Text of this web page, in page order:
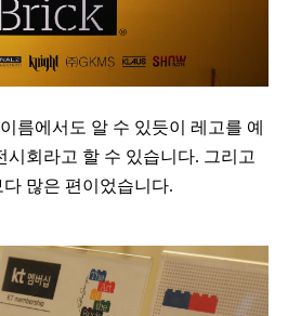
름에서도 알 수 있듯이 레고를 예
시회라고 할 수 있습니다. 그리고
많은 편이었습니다.